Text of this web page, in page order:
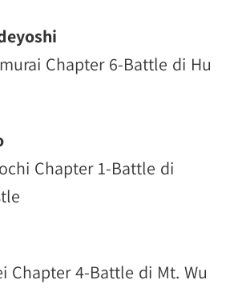
Chapter 6-Battle di Hu
Chapter 1-Battle di
Chapter 4-Battle di Mt. Wu